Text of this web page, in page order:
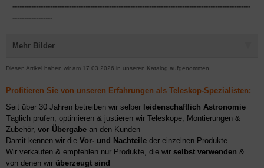
-----------------------------------------------------------------------------------------------------
-----------------
Mehr Bilder
Diesen Artikel haben wir am 17.03.2026 in unseren Katalog aufgenommen.
Profitieren Sie von unseren Erfahrungen als Teleskop-Spezialisten:
Seit über 30 Jahren betreiben wir selber leidenschaftlich Astronomie
Täglich prüfen, optimieren & justieren wir Teleskope, Montierungen &
Zubehör, vor Übergabe an den Kunden
Damit kennen wir die Vor- und Nachteile der einzelnen Produkte
Wir verkaufen & empfehlen nur Produkte, die wir selbst verwenden &
von denen wir überzeugt sind